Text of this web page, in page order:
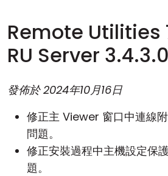
Remote Utilities
RU Server 3.4.3.0
發佈於2024年10月16日
修正主 Viewer 窗口中連線
問題。
修正安裝過程中主機設定保
題。